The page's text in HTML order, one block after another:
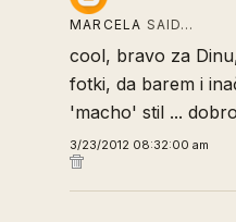
MARCELA SAID…
cool, bravo za
fotki, da barem i
'macho' stil ...
3/23/2012 08:32:00 am